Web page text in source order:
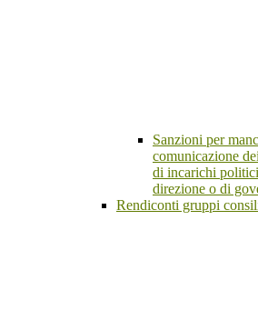
Sanzioni per
comunicazione
di incarichi
direzione o di
Rendiconti gruppi